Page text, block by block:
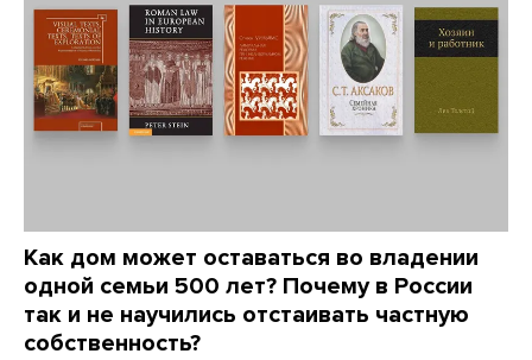
Как дом может оставаться во владении
одной семьи 500 лет? Почему в России
так и не научились отстаивать частную
собственность?